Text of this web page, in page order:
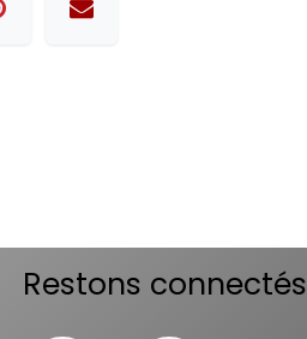
Restons connectés